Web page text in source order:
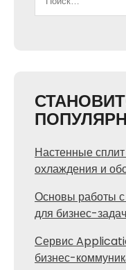
Настенные
охлаждения и
Основы работы
для бизнес-задач
Сервис
бизнес-